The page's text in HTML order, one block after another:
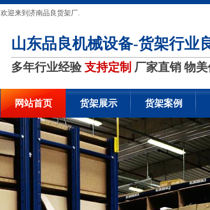
欢迎来到济南品良货架厂.
山东品良机械设备-货架行业
多年行业经验支持定制 厂家直销 物
网站首页 货架展示 货架案例